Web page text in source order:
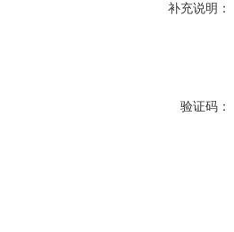
补充说明：
验证码：